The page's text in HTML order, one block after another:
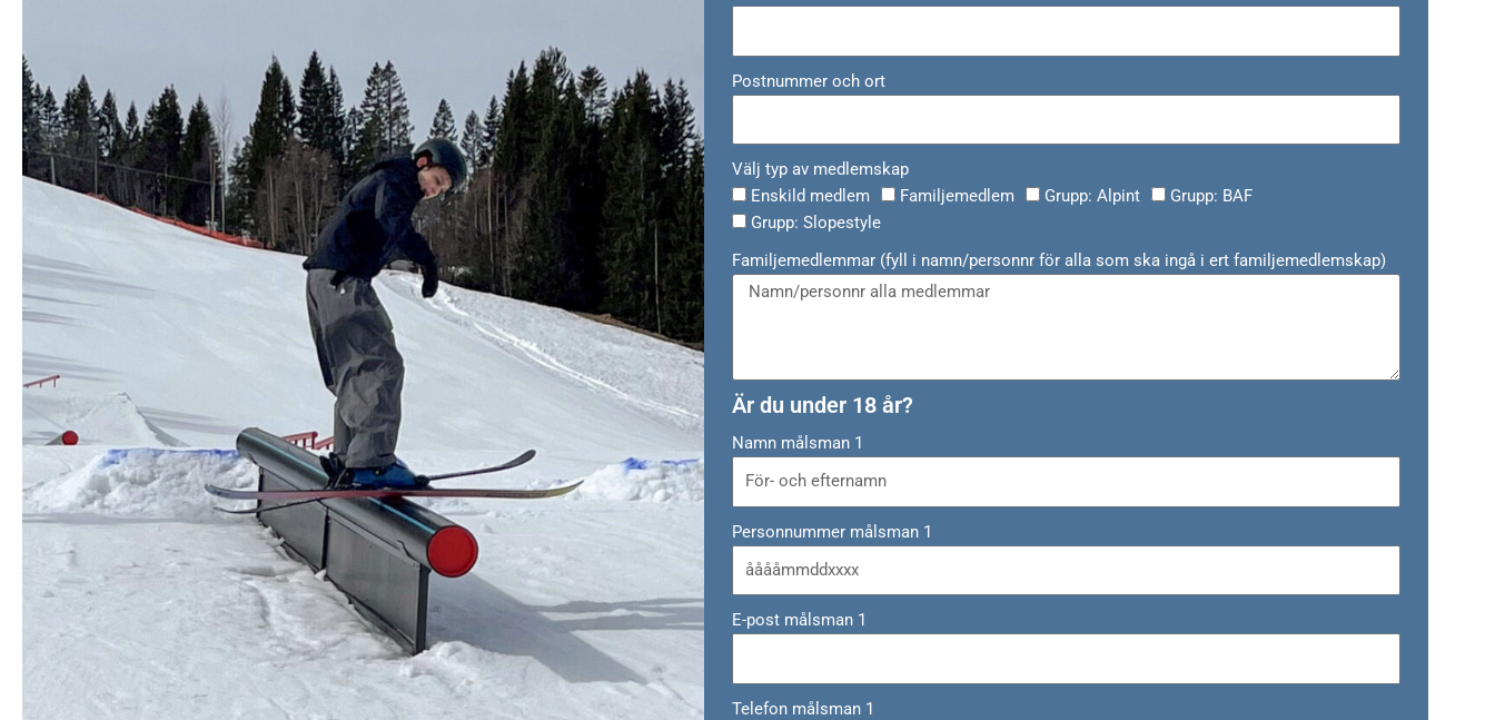
Postnummer och ort
Välj typ av medlemskap
Enskild medlem
Familjemedlem Grupp: Alpint
Grupp: BAF
Grupp: Slopestyle
Familjemedlemmar (fyll i namn/personnr för alla som ska ingå i ert familjemedlemskap)
Är du under 18 år?
Namn målsman 1
Personnummer målsman 1
E-post målsman 1
Telefon målsman 1